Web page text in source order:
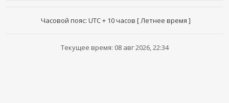
Часовой пояс: UTC + 10 часов [ Летнее время ]
Текущее время: 08 авг 2026, 22:34